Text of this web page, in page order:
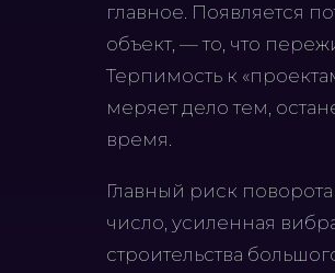
главное. Появляется
объект, — то, что
Терпимость к
меряет дело тем,
время.
Главный риск
число, усиленная
строительства